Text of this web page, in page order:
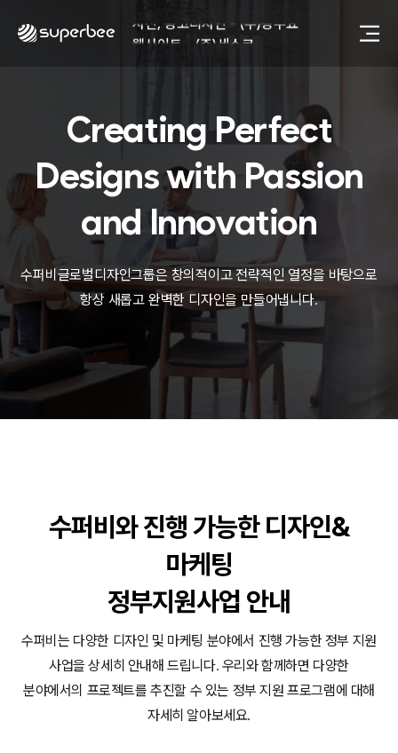
웹사이트 - (주)세스코
동영상, 카탈로그 - 피자마루
웹사이트 - 백조씽크
사진, 광고디자인 - 중외제약
패키지, 디자인 - 고려은단
동영상 - (주)듀오백
동영상 - ㈜고피자
동영상 - 모모스커피㈜
동영상 - 삼양홀딩스
동영상 - 킷캣
사진, 광고디자인 - (주)화요
사진, 광고디자인 - (주)광주요
웹사이트 - (주)세스코
제품디자인 - 삼성전자㈜
동영상, CI - 카피어랜드㈜
동영상, 홈페이지 - (주)분독
동영상 - (주)듀오백
동영상 - 모모스커피㈜
동영상 - 삼양홀딩스
동영상 - 킷캣
Creating Perfect
Designs with Passion
and Innovation
수퍼비글로벌디자인그룹은 창의적이고 전략적인 열정을 바탕으로
항상 새롭고 완벽한 디자인을 만들어냅니다.
수퍼비와 진행 가능한 디자인&
마케팅
정부지원사업 안내
수퍼비는 다양한 디자인 및 마케팅 분야에서 진행 가능한 정부 지원
사업을 상세히 안내해 드립니다. 우리와 함께하면 다양한
분야에서의 프로젝트를 추진할 수 있는 정부 지원 프로그램에 대해
자세히 알아보세요.